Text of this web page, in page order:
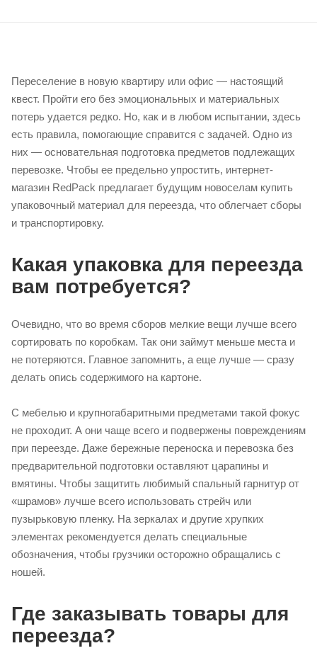
Переселение в новую квартиру или офис — настоящий
квест. Пройти его без эмоциональных и материальных
потерь удается редко. Но, как и в любом испытании, здесь
есть правила, помогающие справится с задачей. Одно из
них — основательная подготовка предметов подлежащих
перевозке. Чтобы ее предельно упростить, интернет-
магазин RedPack предлагает будущим новоселам купить
упаковочный материал для переезда, что облегчает сборы
и транспортировку.
Какая упаковка для переезда
вам потребуется?
Очевидно, что во время сборов мелкие вещи лучше всего
сортировать по коробкам. Так они займут меньше места и
не потеряются. Главное запомнить, а еще лучше — сразу
делать опись содержимого на картоне.
С мебелью и крупногабаритными предметами такой фокус
не проходит. А они чаще всего и подвержены повреждениям
при переезде. Даже бережные переноска и перевозка без
предварительной подготовки оставляют царапины и
вмятины. Чтобы защитить любимый спальный гарнитур от
«шрамов» лучше всего использовать стрейч или
пузырьковую пленку. На зеркалах и другие хрупких
элементах рекомендуется делать специальные
обозначения, чтобы грузчики осторожно обращались с
ношей.
Где заказывать товары для
переезда?